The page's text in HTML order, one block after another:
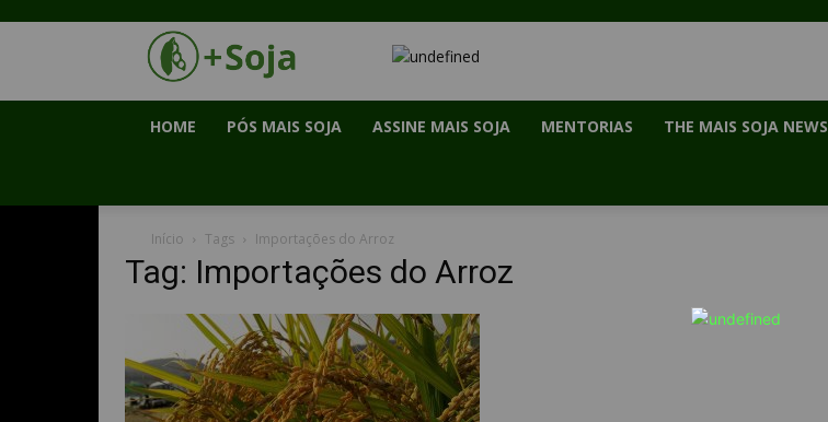
HOME PÓS MAIS SOJA ASSINE MAIS SOJA MENTORIAS THE MAIS SOJA NEWS
Início Tags Importações do Arroz
Tag: Importações do Arroz